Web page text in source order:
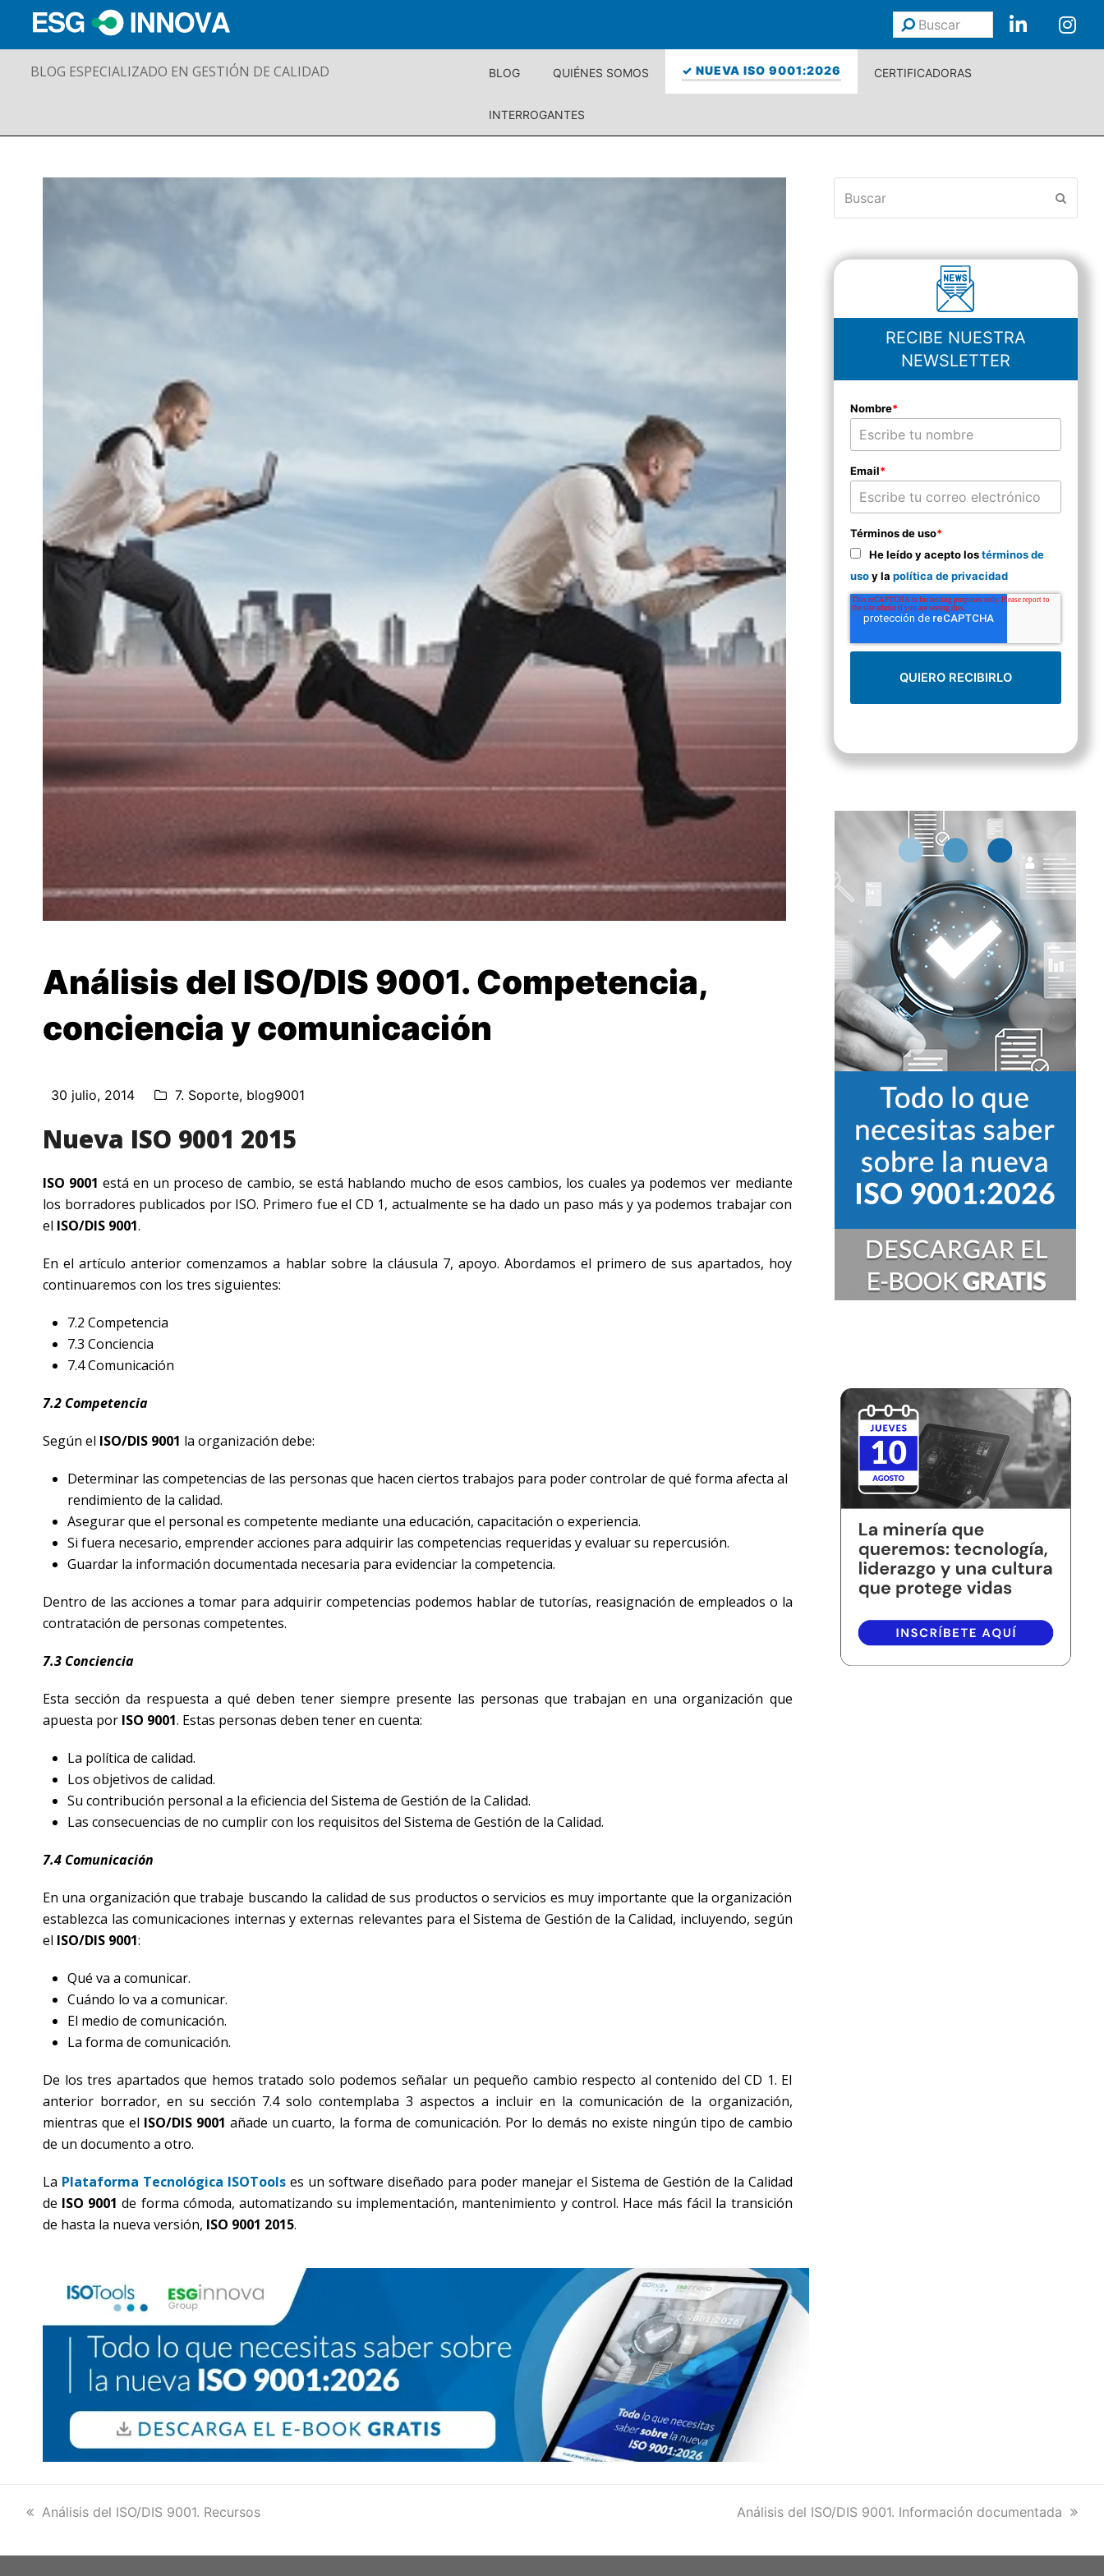
Buscar
BLOG ESPECIALIZADO EN GESTIÓN DE CALIDAD BLOG QUIÉNES SOMOS ✓ NUEVA ISO 9001:2026 CERTIFICADORAS
INTERROGANTES
Análisis del ISO/DIS 9001. Competencia,
conciencia y comunicación
30 julio, 2014 7. Soporte, blog9001
Nueva ISO 9001 2015
ISO 9001 está en un proceso de cambio, se está hablando mucho de esos cambios, los cuales ya podemos ver mediante
los borradores publicados por ISO. Primero fue el CD 1, actualmente se ha dado un paso más y ya podemos trabajar con
el ISO/DIS 9001.
En el artículo anterior comenzamos a hablar sobre la cláusula 7, apoyo. Abordamos el primero de sus apartados, hoy
continuaremos con los tres siguientes:
7.2 Competencia
7.3 Conciencia
7.4 Comunicación
7.2 Competencia
Según el ISO/DIS 9001 la organización debe:
Determinar las competencias de las personas que hacen ciertos trabajos para poder controlar de qué forma afecta al
rendimiento de la calidad.
Asegurar que el personal es competente mediante una educación, capacitación o experiencia.
Si fuera necesario, emprender acciones para adquirir las competencias requeridas y evaluar su repercusión.
Guardar la información documentada necesaria para evidenciar la competencia.
Dentro de las acciones a tomar para adquirir competencias podemos hablar de tutorías, reasignación de empleados o la
contratación de personas competentes.
7.3 Conciencia
Esta sección da respuesta a qué deben tener siempre presente las personas que trabajan en una organización que
apuesta por ISO 9001. Estas personas deben tener en cuenta:
La política de calidad.
Los objetivos de calidad.
Su contribución personal a la eficiencia del Sistema de Gestión de la Calidad.
Las consecuencias de no cumplir con los requisitos del Sistema de Gestión de la Calidad.
7.4 Comunicación
En una organización que trabaje buscando la calidad de sus productos o servicios es muy importante que la organización
establezca las comunicaciones internas y externas relevantes para el Sistema de Gestión de la Calidad, incluyendo, según
el ISO/DIS 9001:
Qué va a comunicar.
Cuándo lo va a comunicar.
El medio de comunicación.
La forma de comunicación.
De los tres apartados que hemos tratado solo podemos señalar un pequeño cambio respecto al contenido del CD 1. El
anterior borrador, en su sección 7.4 solo contemplaba 3 aspectos a incluir en la comunicación de la organización,
mientras que el ISO/DIS 9001 añade un cuarto, la forma de comunicación. Por lo demás no existe ningún tipo de cambio
de un documento a otro.
La Plataforma Tecnológica ISOToolses un software diseñado para poder manejar el Sistema de Gestión de la Calidad
de ISO 9001 de forma cómoda, automatizando su implementación, mantenimiento y control. Hace más fácil la transición
de hasta la nueva versión, ISO 9001 2015.
RECIBE NUESTRA
NEWSLETTER
Nombre*
Email*
Términos de uso*
He leído y acepto lostérminos de
usoy la política de privacidad
previous
Análisis del ISO/DIS 9001. Recursos
next
Análisis del ISO/DIS 9001. Información documentada